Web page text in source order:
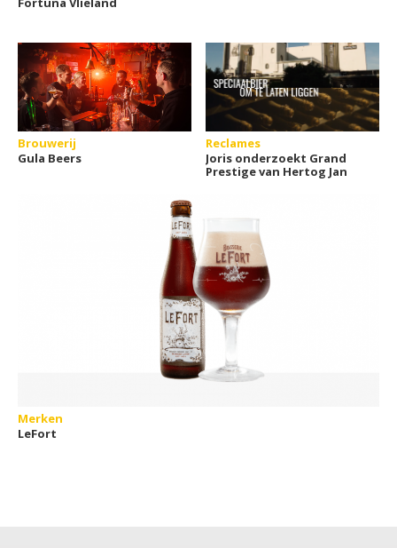
Brouwerij
Gula Beers
Reclames
Joris onderzoekt Grand
Prestige van Hertog Jan
Merken
LeFort